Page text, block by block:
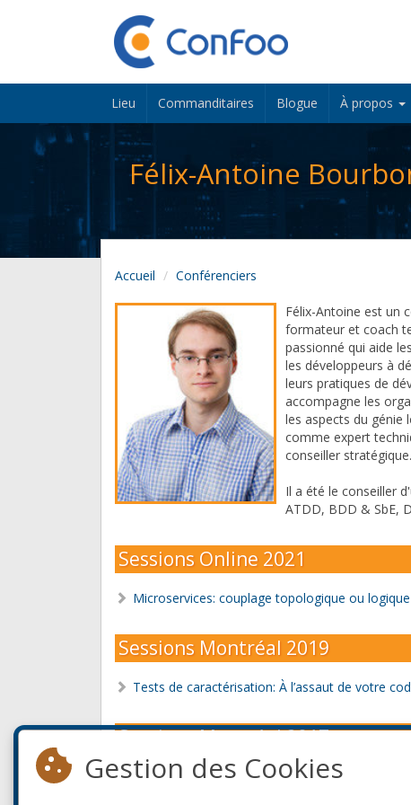
Lieu Commanditaires Blogue À propos
Félix-Antoine
Accueil Conférenciers
Félix-Antoine est un
formateur et coach
passionné qui aide
les développeurs à
leurs pratiques de
accompagne les
les aspects du génie
comme expert
conseiller stratégique.
Il a été le conseiller
ATDD, BDD & SbE,
Sessions Online 2021
Microservices: couplage topologique ou logique
Sessions Montréal 2019
Tests de caractérisation: À l’assaut de votre
Sessions Montréal 2017
Tests unitaires: éviter les pièges & nouvelles
Gestion des Cookies